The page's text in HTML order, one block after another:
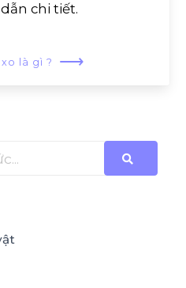
chi tiết.
là gì ? ⟶